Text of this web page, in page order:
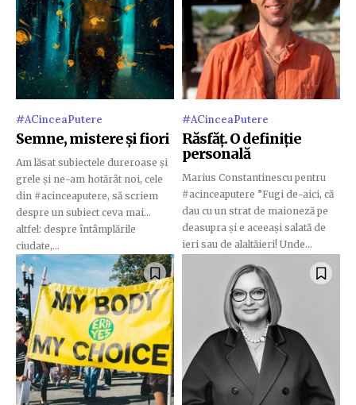
#ACinceaPutere
Semne, mistere și fiori
Am lăsat subiectele dureroase și
grele și ne-am hotărât noi, cele
din #acinceaputere, să scriem
despre un subiect ceva mai...
altfel: despre întâmplările
ciudate,...
#ACinceaPutere
Răsfăț. O definiție
personală
Marius Constantinescu pentru
#acinceaputere ”Fugi de-aici, că
dau cu un strat de maioneză pe
deasupra și e aceeași salată de
ieri sau de alaltăieri! Unde...